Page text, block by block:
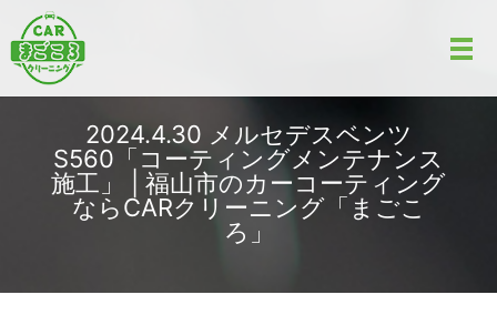
2024.4.30 メルセデスベンツ
S560「コーティングメンテナンス
施工」 | 福山市のカーコーティング
ならCARクリーニング「まごこ
ろ」